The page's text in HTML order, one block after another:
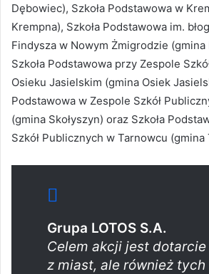
Dębowiec), Szkoła Podstawowa w
Krempna), Szkoła Podstawowa im.
Findysza w Nowym Żmigrodzie
Szkoła Podstawowa przy Zespole
Osieku Jasielskim (gmina Osiek
Podstawowa w Zespole Szkół
(gmina Skołyszyn) oraz Szkoła
Szkół Publicznych w Tarnowcu (gmina
Grupa LOTOS S.A.
Celem akcji jest
z miast, ale również tych